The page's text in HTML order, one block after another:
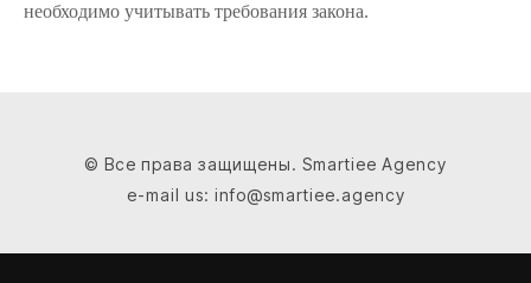
необходимо учитывать требования закона.
© Все права защищены. Smartiee Agency
e-mail us: info@smartiee.agency